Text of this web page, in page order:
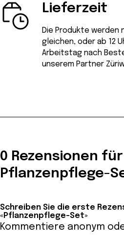
Lieferzeit
Die Produkte werden
gleichen, oder ab 12
Arbeitstag nach
unserem Partner
0 Rezensionen für
Pflanzenpflege-
Schreiben Sie die erste
«Pflanzenpflege-Set»
Kommentiere anonym